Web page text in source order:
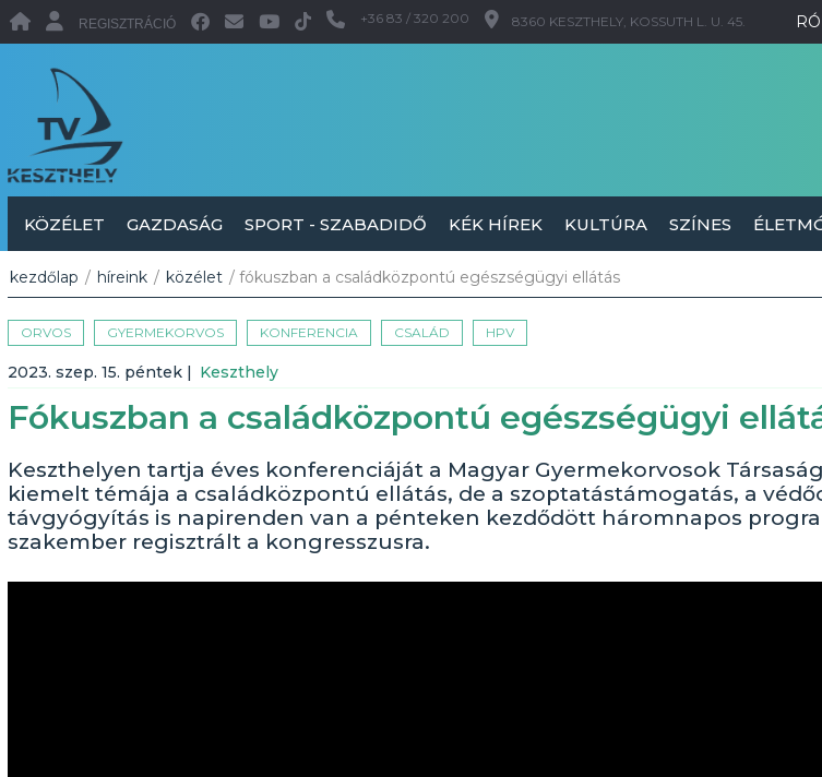
REGISZTRÁCIÓ +36 83 / 320 200 8360 KESZTHELY, KOSSUTH L. U. 45.
KÖZÉLET GAZDASÁG SPORT - SZABADIDŐ KÉK HÍREK KULTÚRA SZÍNES
kezdőlap / híreink / közélet / fókuszban a családközpontú egészségügyi ellátás
ORVOS GYERMEKORVOS KONFERENCIA CSALÁD HPV
2023. szep. 15. péntek | Keszthely
Fókuszban a családközpontú egészségügyi
Keszthelyen tartja éves konferenciáját a Magyar Gyermekorvosok
kiemelt témája a családközpontú ellátás, de a szoptatástámogatás, a
távgyógyítás is napirenden van a pénteken kezdődött háromnapos
szakember regisztrált a kongresszusra.